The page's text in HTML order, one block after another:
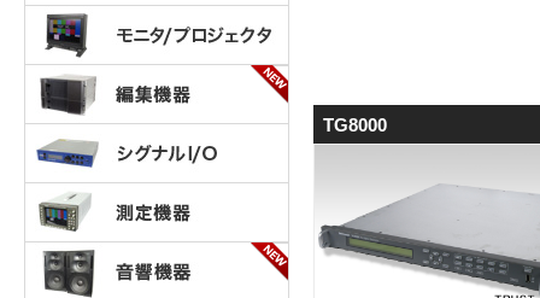
TG8000